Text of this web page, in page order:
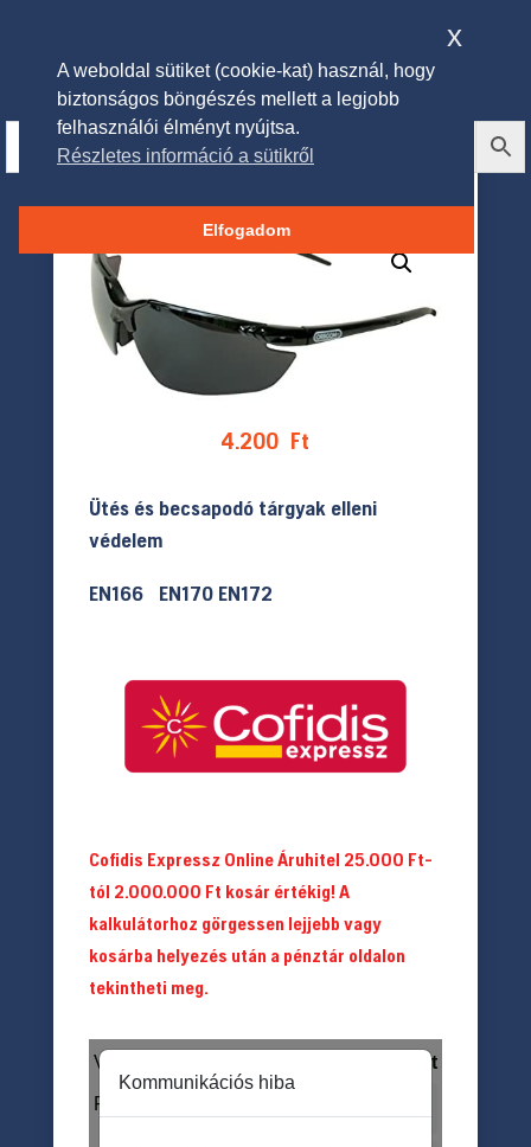
Oregon Védőszemüveg
4.200 Ft
Ütés és becsapodó tárgyak elleni
védelem
EN166 EN170 EN172
Cofidis Expressz Online Áruhitel 25.000 Ft-
tól 2.000.000 Ft kosár értékig! A
kalkulátorhoz görgessen lejjebb vagy
kosárba helyezés után a pénztár oldalon
tekintheti meg.
A weboldal sütiket (cookie-kat) használ, hogy
biztonságos böngészés mellett a legjobb
felhasználói élményt nyújtsa.
Részletes információ a sütikről
Elfogadom
x